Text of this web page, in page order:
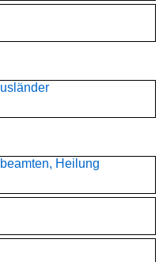
Heilung